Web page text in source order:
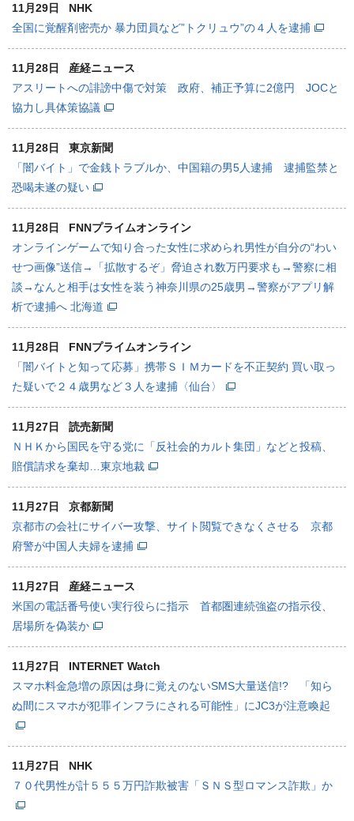
11月29日
NHK
全国に覚醒剤密売か 暴力団員など”トクリュウ”の４人を逮捕
11月28日
産経ニュース
アスリートへの誹謗中傷で対策 政府、補正予算に2億円 JOCと
協力し具体策協議
11月28日
東京新聞
「闇バイト」で金銭トラブルか、中国籍の男5人逮捕 逮捕監禁と
恐喝未遂の疑い
11月28日
FNNプライムオンライン
オンラインゲームで知り合った女性に求められ男性が自分の“わい
せつ画像”送信→「拡散するぞ」脅迫され数万円要求も→警察に相
談→なんと相手は女性を装う神奈川県の25歳男→警察がアプリ解
析で逮捕へ 北海道
11月28日
FNNプライムオンライン
「闇バイトと知って応募」携帯ＳＩＭカードを不正契約 買い取っ
た疑いで２４歳男など３人を逮捕〈仙台〉
11月27日
読売新聞
ＮＨＫから国民を守る党に「反社会的カルト集団」などと投稿、
賠償請求を棄却…東京地裁
11月27日
京都新聞
京都市の会社にサイバー攻撃、サイト閲覧できなくさせる 京都
府警が中国人夫婦を逮捕
11月27日
産経ニュース
米国の電話番号使い実行役らに指示 首都圏連続強盗の指示役、
居場所を偽装か
11月27日
INTERNET Watch
スマホ料金急増の原因は身に覚えのないSMS大量送信!? 「知ら
ぬ間にスマホが犯罪インフラにされる可能性」にJC3が注意喚起
11月27日
NHK
７０代男性が計５５５万円詐欺被害「ＳＮＳ型ロマンス詐欺」か